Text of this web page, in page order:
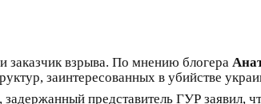
заказчик взрыва. По мнению блогера
заинтересованных в убийстве
представитель ГУР заявил,